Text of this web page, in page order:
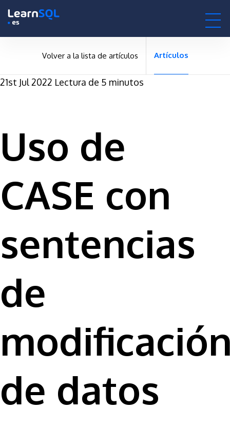
Volver a la lista de artículos Artículos
21st Jul 2022 Lectura de 5 minutos
Uso de
CASE con
sentencias
de
de datos